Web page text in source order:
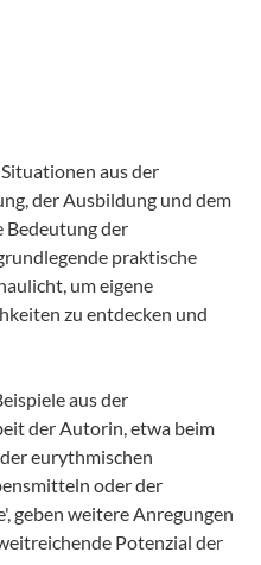
aus der
der Ausbildung und dem
Bedeutung der
praktische
um eigene
zu entdecken und
aus der
der Autorin, etwa beim
eurythmischen
oder der
geben weitere Anregungen
Potenzial der